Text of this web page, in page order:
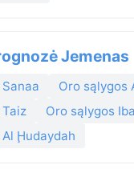
Jemenas
Oro sąlygos
Oro sąlygos
Ḩudaydah